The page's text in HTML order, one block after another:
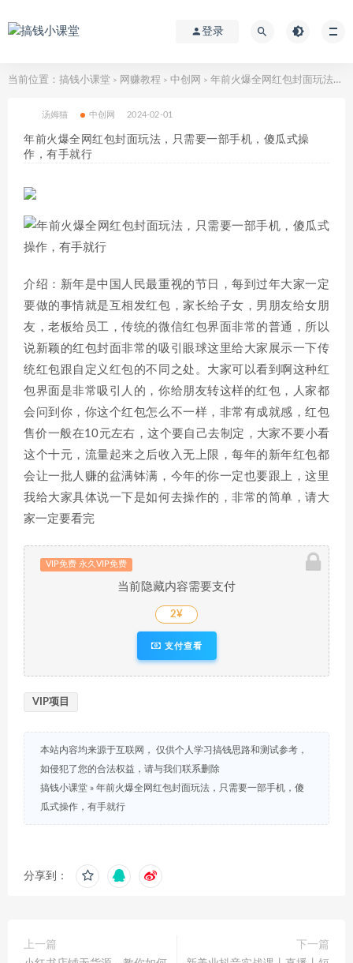
登录
当前位置： 搞钱小课堂 > 网赚教程 > 中创网 > 年前火爆全网红包封面玩法，只需要一部手机，傻瓜式操作，有手就行
汤姆猫 中创网 2024-02-01
年前火爆全网红包封面玩法，只需要一部手机，傻瓜式操
作，有手就行
介绍：新年是中国人民最重视的节日，每到过年大家一定
要做的事情就是互相发红包，家长给子女，男朋友给女朋
友，老板给员工，传统的微信红包界面非常的普通，所以
说新颖的红包封面非常的吸引眼球这里给大家展示一下传
统红包跟自定义红包的不同之处。大家可以看到啊这种红
包界面是非常吸引人的，你给朋友转这样的红包，人家都
会问到你，你这个红包怎么不一样，非常有成就感，红包
售价一般在10元左右，这个要自己去制定，大家不要小看
这个十元，流量起来之后收入无上限，每年的新年红包都
会让一批人赚的盆满钵满，今年的你一定也要跟上，这里
我给大家具体说一下是如何去操作的，非常的简单，请大
家一定要看完
VIP免费 永久VIP免费
当前隐藏内容需要支付
2¥
支付查看
VIP项目
本站内容均来源于互联网， 仅供个人学习搞钱思路和测试参考，
如侵犯了您的合法权益，请与我们联系删除
搞钱小课堂 » 年前火爆全网红包封面玩法，只需要一部手机，傻
瓜式操作，有手就行
分享到：
上一篇
下一篇